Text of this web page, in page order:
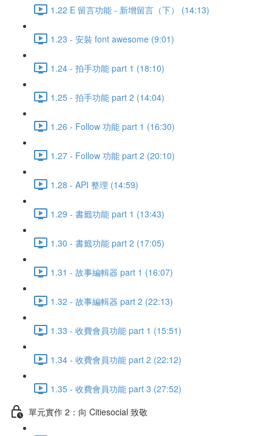
1.22 E 留言功能 - 新增留言（下） (14:13)
1.23 - 安裝 font awesome (9:01)
1.24 - 拍手功能 part 1 (18:10)
1.25 - 拍手功能 part 2 (14:04)
1.26 - Follow 功能 part 1 (16:30)
1.27 - Follow 功能 part 2 (20:10)
1.28 - API 整理 (14:59)
1.29 - 書籤功能 part 1 (13:43)
1.30 - 書籤功能 part 2 (17:05)
1.31 - 故事編輯器 part 1 (16:07)
1.32 - 故事編輯器 part 2 (22:13)
1.33 - 收費會員功能 part 1 (15:51)
1.34 - 收費會員功能 part 2 (22:12)
1.35 - 收費會員功能 part 3 (27:52)
單元實作 2：向 Citiesocial 致敬